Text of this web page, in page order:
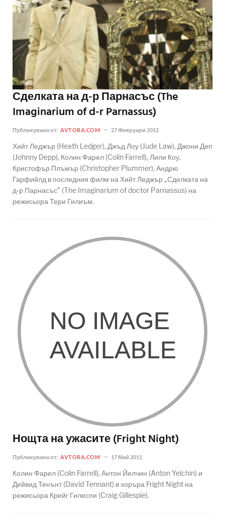
Сделката на д-р Парнасъс (The
Imaginarium of d-r Parnassus)
Публикувана от: AVTORA.COM 27 Февруари 2012
Хийт Леджър (Heath Ledger), Джъд Лоу (Jude Law), Джони Деп
(Johnny Depp), Колин Фарел (Colin Farrell), Лили Коу,
Кристофър Плъмър (Christopher Plummer), Андрю
Гарфийлд в последния филм на Хийт Леджър „Сделката на
д-р Парнасъс” (The Imaginarium of doctor Parnassus) на
режисьора Тери Гилиъм.
Нощта на ужасите (Fright Night)
Публикувана от: AVTORA.COM 17 Май 2011
Колин Фарел (Colin Farrell), Антон Йелчин (Anton Yelchin) и
Дейвид Тенънт (David Tennant) в хоръра Fright Night на
режисьора Крейг Гилеспи (Craig Gillespie).